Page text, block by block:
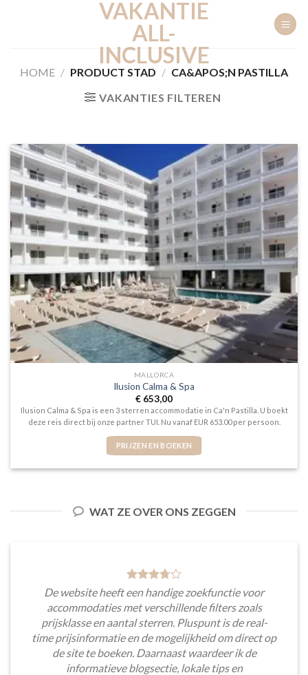
VAKANTIE
ALL-
INCLUSIVE
HOME / PRODUCT STAD / CA&APOS;N PASTILLA
VAKANTIES FILTEREN
MALLORCA
Ilusion Calma & Spa
€ 653,00
Ilusion Calma & Spa is een 3 sterren accommodatie in Ca'n Pastilla. U boekt
deze reis direct bij onze partner TUI. Nu vanaf EUR 653.00 per persoon.
PRIJZEN EN BOEKEN
WAT ZE OVER ONS ZEGGEN
De website heeft een handige zoekfunctie voor
accommodaties met verschillende filters zoals
prijsklasse en aantal sterren. Pluspunt is de real-
time prijsinformatie en de mogelijkheid om direct op
de site te boeken. Daarnaast waardeer ik de
informatieve blogsectie, lokale tips en